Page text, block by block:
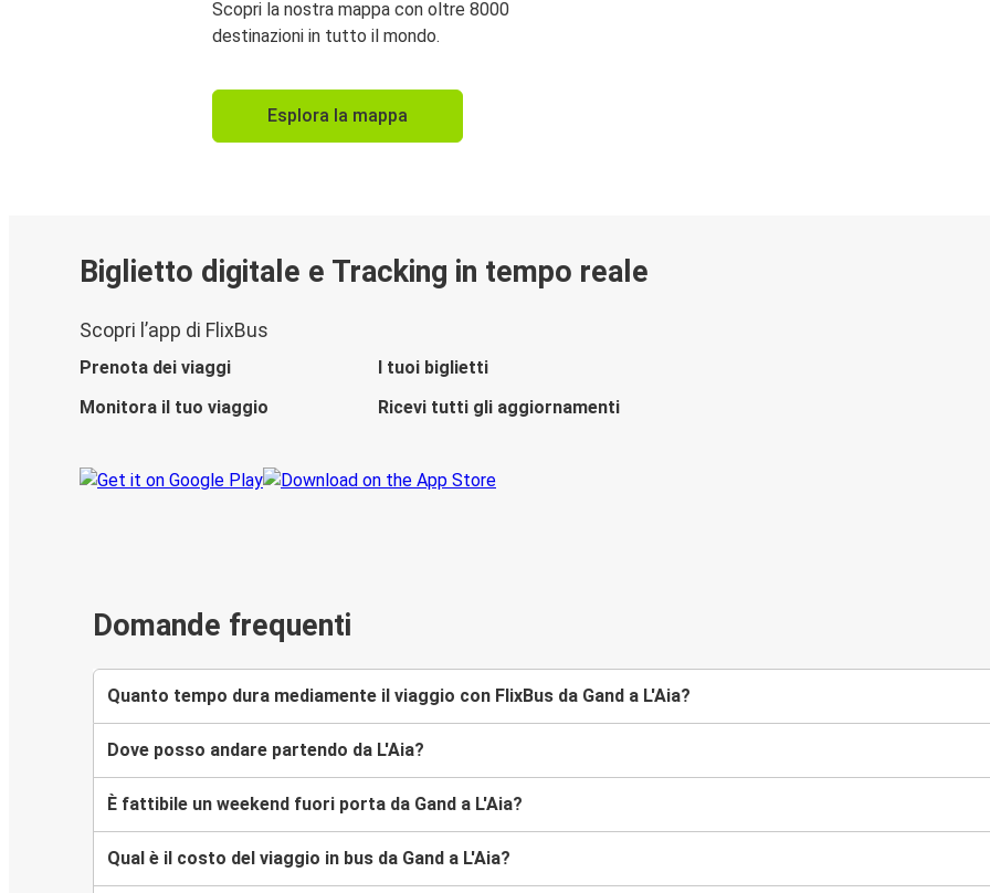
Scopri la nostra mappa con oltre 8000
destinazioni in tutto il mondo.
Esplora la mappa
Biglietto digitale e Tracking in tempo reale
Scopri l’app di FlixBus
Prenota dei viaggi
I tuoi biglietti
Monitora il tuo viaggio
Ricevi tutti gli aggiornamenti
Domande frequenti
Quanto tempo dura mediamente il viaggio con FlixBus da Gand a L'Aia?
Dove posso andare partendo da L'Aia?
È fattibile un weekend fuori porta da Gand a L'Aia?
Qual è il costo del viaggio in bus da Gand a L'Aia?